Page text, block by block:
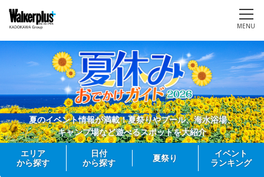
MENU
夏のイベント情報が満載！夏祭りやプール、海水浴場、
キャンプ場など遊べるスポットを大紹介
エリア
から探す
日付
から探す
夏祭り
イベント
ランキング